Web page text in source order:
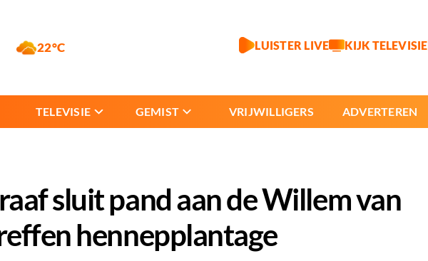
22°C LUISTER LIVE KIJK TELEVISIE
TELEVISIE GEMIST VRIJWILLIGERS ADVERTEREN
sluit pand aan de Willem van
hennepplantage